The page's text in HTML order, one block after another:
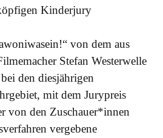
Kinderjury
von dem aus
Stefan Westerwelle
den diesjährigen
mit dem Jurypreis
von den Zuschauer*innen
vergebene